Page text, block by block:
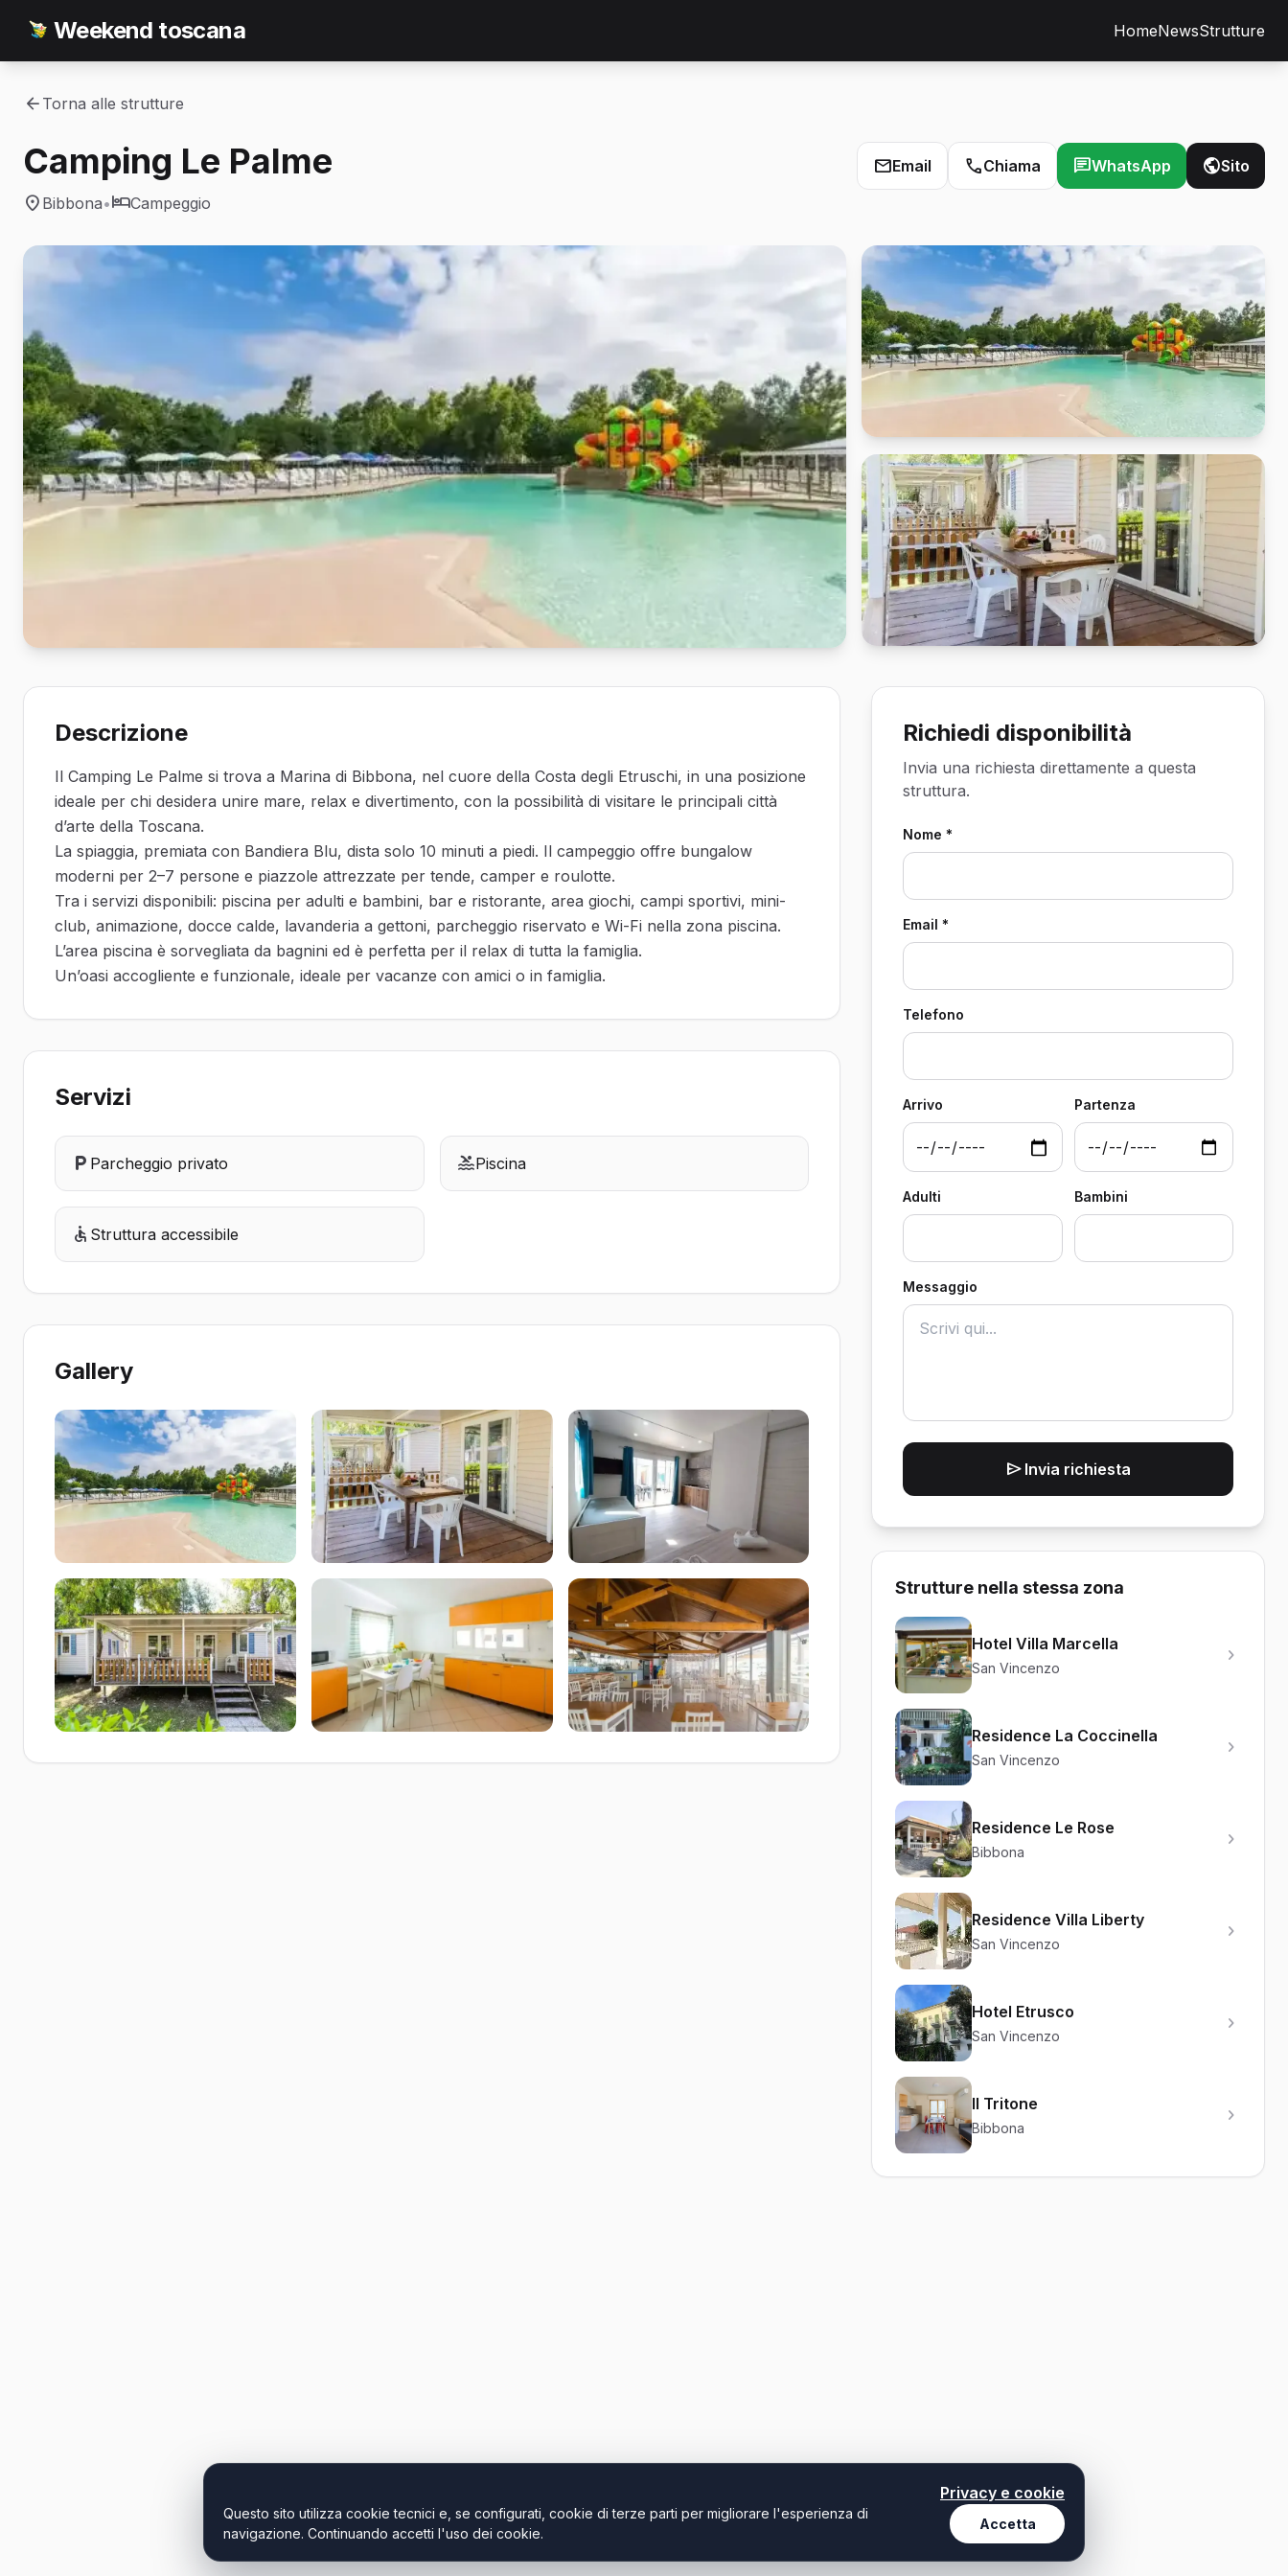
Weekend toscana HomeNewsStrutture
Torna alle strutture
Camping Le Palme
Bibbona• Campeggio
Email Chiama WhatsApp Sito
Descrizione
Il Camping Le Palme si trova a Marina di Bibbona, nel cuore della Costa degli Etruschi, in una posizione
ideale per chi desidera unire mare, relax e divertimento, con la possibilità di visitare le principali città
d’arte della Toscana.
La spiaggia, premiata con Bandiera Blu, dista solo 10 minuti a piedi. Il campeggio offre bungalow
moderni per 2–7 persone e piazzole attrezzate per tende, camper e roulotte.
Tra i servizi disponibili: piscina per adulti e bambini, bar e ristorante, area giochi, campi sportivi, mini-
club, animazione, docce calde, lavanderia a gettoni, parcheggio riservato e Wi-Fi nella zona piscina.
L’area piscina è sorvegliata da bagnini ed è perfetta per il relax di tutta la famiglia.
Un’oasi accogliente e funzionale, ideale per vacanze con amici o in famiglia.
Servizi
Parcheggio privato Piscina
Struttura accessibile
Gallery
Richiedi disponibilità
Invia una richiesta direttamente a questa
struttura.
Nome *
Email *
Telefono
Arrivo Partenza
Adulti Bambini
Messaggio
Invia richiesta
Strutture nella stessa zona
Hotel Villa Marcella
San Vincenzo
Residence La Coccinella
San Vincenzo
Residence Le Rose
Bibbona
Residence Villa Liberty
San Vincenzo
Hotel Etrusco
San Vincenzo
Il Tritone
Bibbona
Questo sito utilizza cookie tecnici e, se configurati, cookie di terze parti per migliorare l'esperienza di
navigazione. Continuando accetti l'uso dei cookie.
Privacy e cookie
Accetta